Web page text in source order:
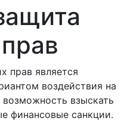
прав является
воздействия на
взыскать
финансовые санкции.